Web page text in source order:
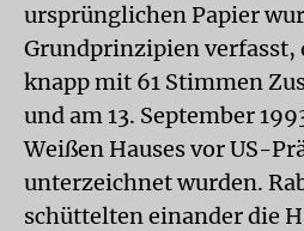
ursprünglichen Papier
Grundprinzipien verfasst,
knapp mit 61 Stimmen
und am 13. September
Weißen Hauses vor US-
unterzeichnet wurden.
schüttelten einander die